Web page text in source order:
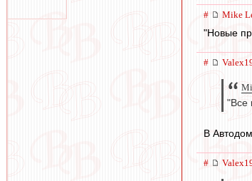
# Mike
"Новые
#
"Все
В
#